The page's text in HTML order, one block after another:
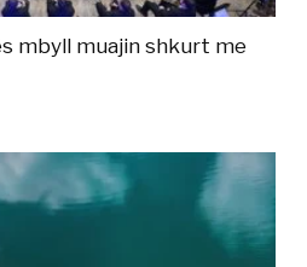
mbyll muajin shkurt me